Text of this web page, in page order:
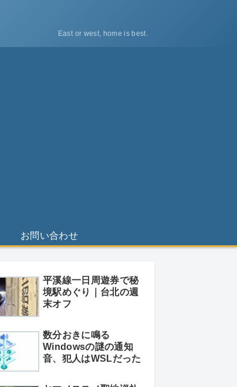
East or west, home is best.
お問い合わせ
平溪線一日周遊券で秘
境駅めぐり｜台北の週
末オフ
数分おきに鳴る
Windowsの謎の通知
音、犯人はWSLだった